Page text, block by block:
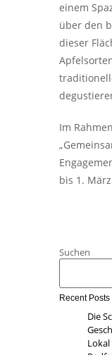
einem
über den
dieser
Im
bis 1.
Suchen
Recent Posts
Die